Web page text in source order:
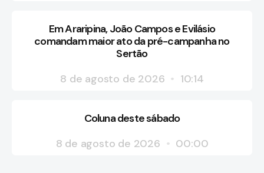
Em Araripina, João Campos e Evilásio
comandam maior ato da pré-campanha no
Sertão
8 de agosto de 2026
10:14
Coluna deste sábado
8 de agosto de 2026
00:00